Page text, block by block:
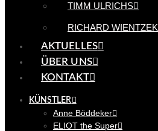
TIMM ULRICHS
RICHARD WIENTZEK
AKTUELLES
ÜBER UNS
KONTAKT
KÜNSTLER
Anne Böddeker
ELIOT the Super